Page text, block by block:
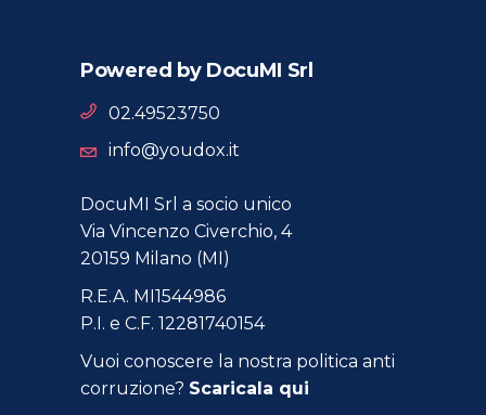
Powered by DocuMI Srl
02.49523750
info@youdox.it
DocuMI Srl a socio unico
Via Vincenzo Civerchio, 4
20159 Milano (MI)
R.E.A. MI1544986
P.I. e C.F. 12281740154
Vuoi conoscere la nostra politica anti
corruzione? Scaricala qui